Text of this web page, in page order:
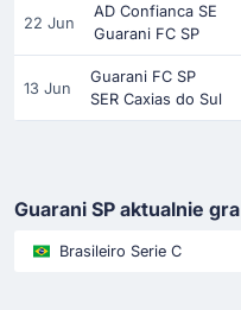
22 Jun
AD Confianca SE
Guarani FC SP
13 Jun
Guarani FC SP
SER Caxias do Sul
Guarani SP aktualnie gra
Brasileiro Serie C